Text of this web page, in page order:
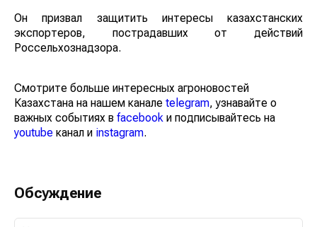
Он призвал защитить интересы казахстанских
экспортеров, пострадавших от действий
Россельхознадзора.
Смотрите больше интересных агроновостей
Казахстана на нашем канале telegram, узнавайте о
важных событиях в facebook и подписывайтесь на
youtube канал и instagram.
Обсуждение